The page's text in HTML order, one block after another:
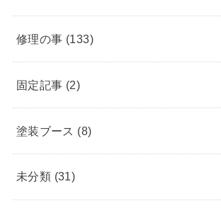
修理の事 (133)
固定記事 (2)
塗装ブース (8)
未分類 (31)